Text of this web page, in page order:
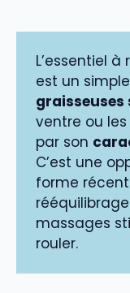
L’essentiel
est un
graisseuses
ventre ou
par son
C’est une
forme
massages
rouler.